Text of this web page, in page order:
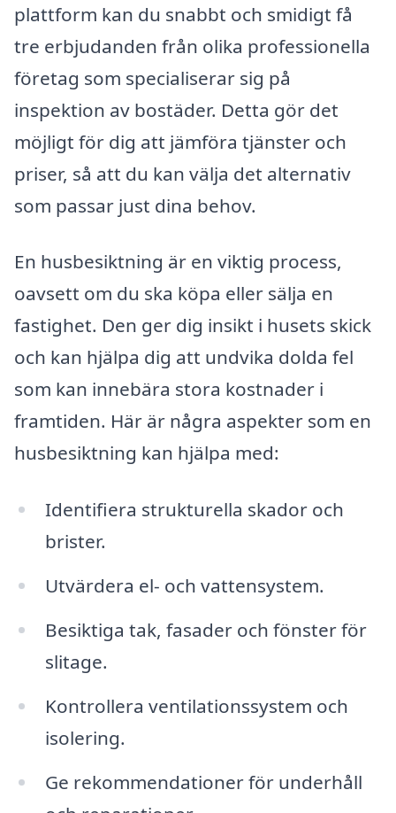
plattform kan du snabbt och smidigt få
tre erbjudanden från olika professionella
företag som specialiserar sig på
inspektion av bostäder. Detta gör det
möjligt för dig att jämföra tjänster och
priser, så att du kan välja det alternativ
som passar just dina behov.
En husbesiktning är en viktig process,
oavsett om du ska köpa eller sälja en
fastighet. Den ger dig insikt i husets skick
och kan hjälpa dig att undvika dolda fel
som kan innebära stora kostnader i
framtiden. Här är några aspekter som en
husbesiktning kan hjälpa med:
Identifiera strukturella skador och
brister.
Utvärdera el- och vattensystem.
Besiktiga tak, fasader och fönster för
slitage.
Kontrollera ventilationssystem och
isolering.
Ge rekommendationer för underhåll